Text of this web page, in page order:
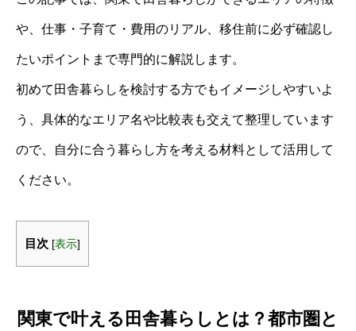
や、仕事・子育て・費用のリアル、移住前に必ず確認し
たいポイントまで専門的に解説します。
初めて田舎暮らしを検討する方でもイメージしやすいよ
う、具体的なエリア名や比較表も交えて整理しています
ので、自分に合う暮らし方を考える材料として活用して
ください。
目次 [表示]
関東で叶える田舎暮らしとは？都市圏と